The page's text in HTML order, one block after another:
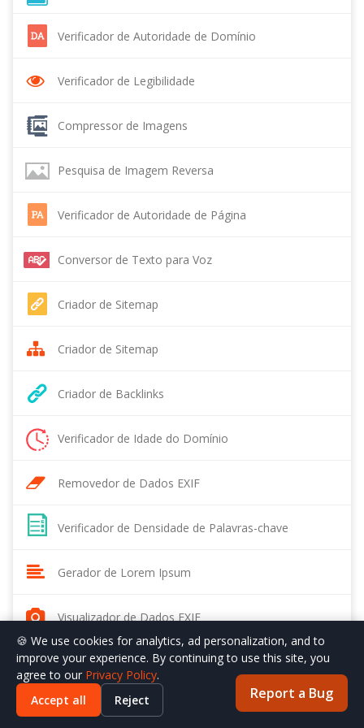
Verificador de Autoridade de Domínio
Verificador de Legibilidade
Compressor de Imagens
Pesquisa de Imagem Reversa
Verificador de Autoridade de Página
Conversor de Texto para Voz
Criador de Sitemap
Criador de Sitemap
Criador de Backlinks
Verificador de Idade do Domínio
Removedor de Dados EXIF
Verificador de Densidade de Palavras-chave
Gerador de Lorem Ipsum
Visualizador de Dados EXIF
Verificador de Ranking Moz
Report a Bug
🍪 We use cookies for analytics, ad personalization, and to
improve your experience. By continuing to use this site, you
agree to our Privacy Policy.
Accept all
Reject